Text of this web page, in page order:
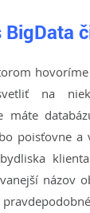
BigData
na
máte
poisťovne
názov